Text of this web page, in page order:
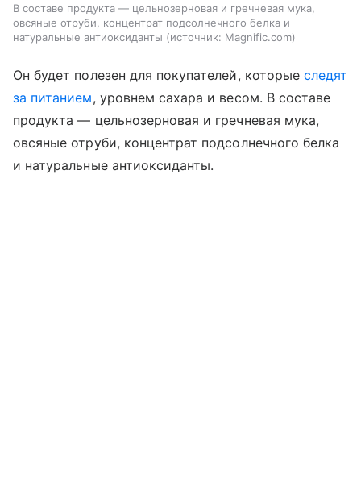
В составе продукта — цельнозерновая и гречневая мука,
овсяные отруби, концентрат подсолнечного белка и
натуральные антиоксиданты
источник: Magnific.com
Он будет полезен для покупателей, которыеследят
за питанием, уровнем сахара и весом. В составе
продукта — цельнозерновая и гречневая мука,
овсяные отруби, концентрат подсолнечного белка
и натуральные антиоксиданты.